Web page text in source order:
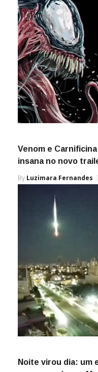
Venom e
insana no novo
By Luzimara Fernandes
Noite virou dia: um